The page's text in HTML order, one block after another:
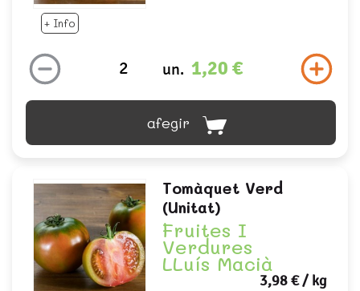
+ Info
un. 1,20 €
afegir
Tomàquet Verd
(unitat)
Fruites I
Verdures
LLuís Macià
3,98 €/ kg